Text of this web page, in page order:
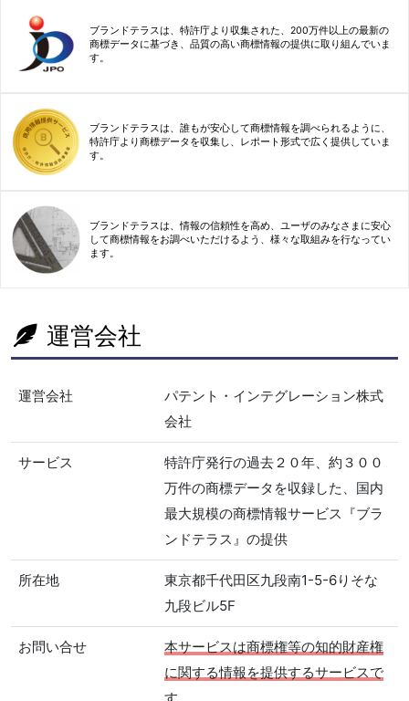
ブランドテラスは、特許庁より収集された、200万件以上の最新の
商標データに基づき、品質の高い商標情報の提供に取り組んでいま
す。
ブランドテラスは、誰もが安心して商標情報を調べられるように、
特許庁より商標データを収集し、レポート形式で広く提供していま
す。
ブランドテラスは、情報の信頼性を高め、ユーザのみなさまに安心
して商標情報をお調べいただけるよう、様々な取組みを行なってい
ます。
運営会社
運営会社
パテント・インテグレーション株式
会社
サービス
特許庁発行の過去２０年、約３００
万件の商標データを収録した、国内
最大規模の商標情報サービス『ブラ
ンドテラス』の提供
所在地
東京都千代田区九段南1-5-6りそな
九段ビル5F
お問い合せ
本サービスは商標権等の知的財産権
に関する情報を提供するサービスで